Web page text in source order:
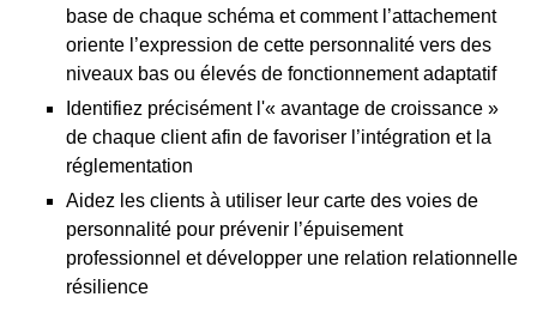
base de chaque schéma et comment l’attachement
oriente l’expression de cette personnalité vers des
niveaux bas ou élevés de fonctionnement adaptatif
Identifiez précisément l'« avantage de croissance »
de chaque client afin de favoriser l’intégration et la
réglementation
Aidez les clients à utiliser leur carte des voies de
personnalité pour prévenir l’épuisement
professionnel et développer une relation relationnelle
résilience